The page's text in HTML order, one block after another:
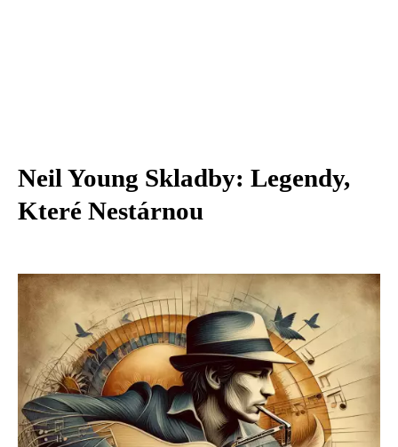
Neil Young Skladby: Legendy,
Které Nestárnou